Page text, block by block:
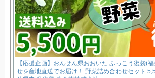
【応援企画】おんせん県おおいた ふっこう復袋(
せを産地直送でお届け！ 野菜詰め合わせセット